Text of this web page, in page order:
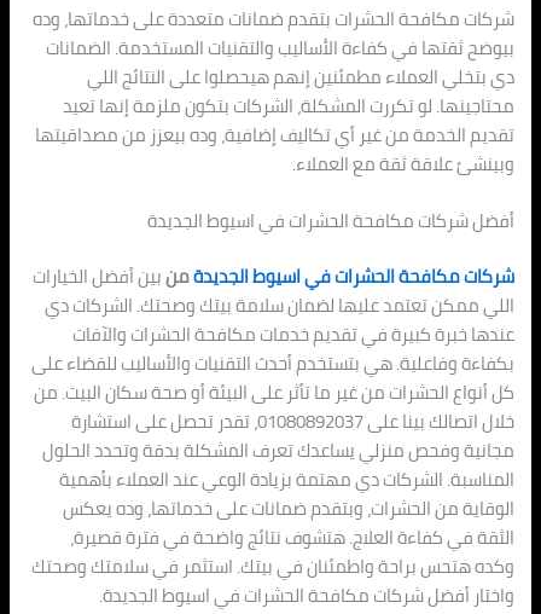
شركات مكافحة الحشرات بتقدم ضمانات متعددة على خدماتها، وده
بيوضح ثقتها في كفاءة الأساليب والتقنيات المستخدمة. الضمانات
دي بتخلي العملاء مطمئنين إنهم هيحصلوا على النتائج اللي
محتاجينها. لو تكررت المشكلة، الشركات بتكون ملزمة إنها تعيد
تقديم الخدمة من غير أي تكاليف إضافية، وده بيعزز من مصداقيتها
وبينشئ علاقة ثقة مع العملاء.
أفضل شركات مكافحة الحشرات في اسيوط الجديدة
شركات مكافحة الحشرات في اسيوط الجديدةمنبين أفضل الخيارات
اللي ممكن تعتمد عليها لضمان سلامة بيتك وصحتك. الشركات دي
عندها خبرة كبيرة في تقديم خدمات مكافحة الحشرات والآفات
بكفاءة وفاعلية. هي بتستخدم أحدث التقنيات والأساليب للقضاء على
كل أنواع الحشرات من غير ما تأثر على البيئة أو صحة سكان البيت. من
خلال اتصالك بينا على 01080892037، تقدر تحصل على استشارة
مجانية وفحص منزلي يساعدك تعرف المشكلة بدقة وتحدد الحلول
المناسبة. الشركات دي مهتمة بزيادة الوعي عند العملاء بأهمية
الوقاية من الحشرات، وبتقدم ضمانات على خدماتها، وده يعكس
الثقة في كفاءة العلاج. هتشوف نتائج واضحة في فترة قصيرة،
وكده هتحس براحة واطمئنان في بيتك. استثمر في سلامتك وصحتك
واختار أفضل شركات مكافحة الحشرات في اسيوط الجديدة.